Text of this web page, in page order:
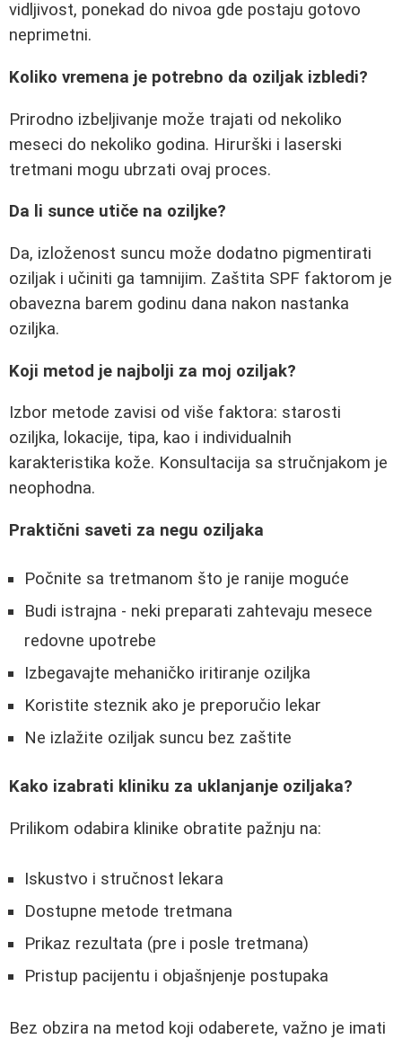
vidljivost, ponekad do nivoa gde postaju gotovo
neprimetni.
Koliko vremena je potrebno da oziljak izbledi?
Prirodno izbeljivanje može trajati od nekoliko
meseci do nekoliko godina. Hirurški i laserski
tretmani mogu ubrzati ovaj proces.
Da li sunce utiče na oziljke?
Da, izloženost suncu može dodatno pigmentirati
oziljak i učiniti ga tamnijim. Zaštita SPF faktorom je
obavezna barem godinu dana nakon nastanka
oziljka.
Koji metod je najbolji za moj oziljak?
Izbor metode zavisi od više faktora: starosti
oziljka, lokacije, tipa, kao i individualnih
karakteristika kože. Konsultacija sa stručnjakom je
neophodna.
Praktični saveti za negu oziljaka
Počnite sa tretmanom što je ranije moguće
Budi istrajna - neki preparati zahtevaju mesece
redovne upotrebe
Izbegavajte mehaničko iritiranje oziljka
Koristite steznik ako je preporučio lekar
Ne izlažite oziljak suncu bez zaštite
Kako izabrati kliniku za uklanjanje oziljaka?
Prilikom odabira klinike obratite pažnju na:
Iskustvo i stručnost lekara
Dostupne metode tretmana
Prikaz rezultata (pre i posle tretmana)
Pristup pacijentu i objašnjenje postupaka
Bez obzira na metod koji odaberete, važno je imati